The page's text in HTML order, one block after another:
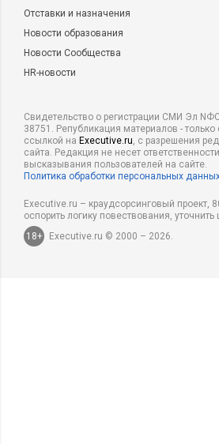
Отставки и назначения
Новости образования
Новости Сообщества
HR-новости
Свидетельство о регистрации СМИ Эл
38751. Републикация материалов - только
ссылкой на Executive.ru, с разрешения
сайта. Редакция не несет
высказывания пользователей на сайте.
Политика обработки персональных
Executive.ru – краудсорсинговый проект,
оспорить логику повествования,
18+
Executive.ru © 2000 – 2026.